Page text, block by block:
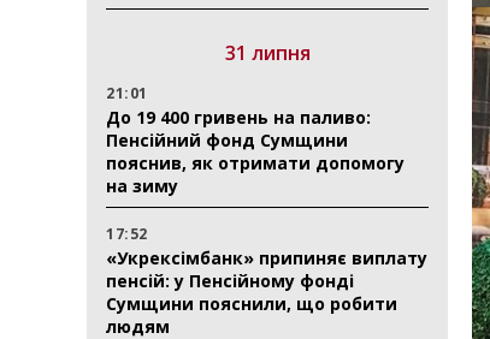
31 липня
21:01
До 19 400 гривень на паливо:
Пенсійний фонд Сумщини
пояснив, як отримати допомогу
на зиму
17:52
«Укрексімбанк» припиняє виплату
пенсій: у Пенсійному фонді
Сумщини пояснили, що робити
людям